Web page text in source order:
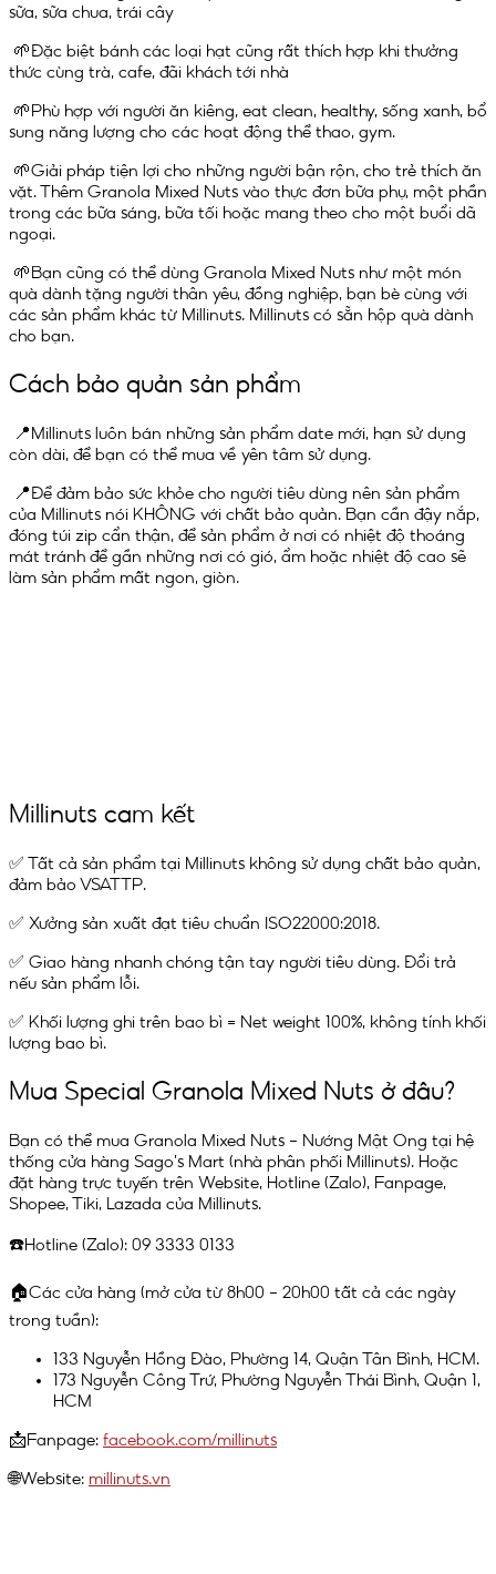
sữa, sữa chua, trái cây
🌱Đặc biệt bánh các loại hạt cũng rất thích hợp khi thưởng
thức cùng trà, cafe, đãi khách tới nhà
🌱Phù hợp với người ăn kiêng, eat clean, healthy, sống xanh, bổ
sung năng lượng cho các hoạt động thể thao, gym.
🌱Giải pháp tiện lợi cho những người bận rộn, cho trẻ thích ăn
vặt. Thêm Granola Mixed Nuts vào thực đơn bữa phụ, một phần
trong các bữa sáng, bữa tối hoặc mang theo cho một buổi dã
ngoại.
🌱Bạn cũng có thể dùng Granola Mixed Nuts như một món
quà dành tặng người thân yêu, đồng nghiệp, bạn bè cùng với
các sản phẩm khác từ Millinuts. Millinuts có sẵn hộp quà dành
cho bạn.
Cách bảo quản sản phẩm
📍Millinuts luôn bán những sản phẩm date mới, hạn sử dụng
còn dài, để bạn có thể mua về yên tâm sử dụng.
📍Để đảm bảo sức khỏe cho người tiêu dùng nên sản phẩm
của Millinuts nói KHÔNG với chất bảo quản. Bạn cần đậy nắp,
đóng túi zip cẩn thận, để sản phẩm ở nơi có nhiệt độ thoáng
mát tránh để gần những nơi có gió, ẩm hoặc nhiệt độ cao sẽ
làm sản phẩm mất ngon, giòn.
Millinuts cam kết
✅ Tất cả sản phẩm tại Millinuts không sử dụng chất bảo quản,
đảm bảo VSATTP.
✅ Xưởng sản xuất đạt tiêu chuẩn ISO22000:2018.
✅ Giao hàng nhanh chóng tận tay người tiêu dùng. Đổi trả
nếu sản phẩm lỗi.
✅ Khối lượng ghi trên bao bì = Net weight 100%, không tính khối
lượng bao bì.
Mua Special Granola Mixed Nuts ở đâu?
Bạn có thể mua Granola Mixed Nuts – Nướng Mật Ong tại hệ
thống cửa hàng Sago’s Mart (nhà phân phối Millinuts). Hoặc
đặt hàng trực tuyến trên Website, Hotline (Zalo), Fanpage,
Shopee, Tiki, Lazada của Millinuts.
☎️Hotline (Zalo): 09 3333 0133
🏠Các cửa hàng (mở cửa từ 8h00 – 20h00 tất cả các ngày
trong tuần):
133 Nguyễn Hồng Đào, Phường 14, Quận Tân Bình, HCM.
173 Nguyễn Công Trứ, Phường Nguyễn Thái Bình, Quận 1,
HCM
📩Fanpage: facebook.com/millinuts
🌐Website: millinuts.vn